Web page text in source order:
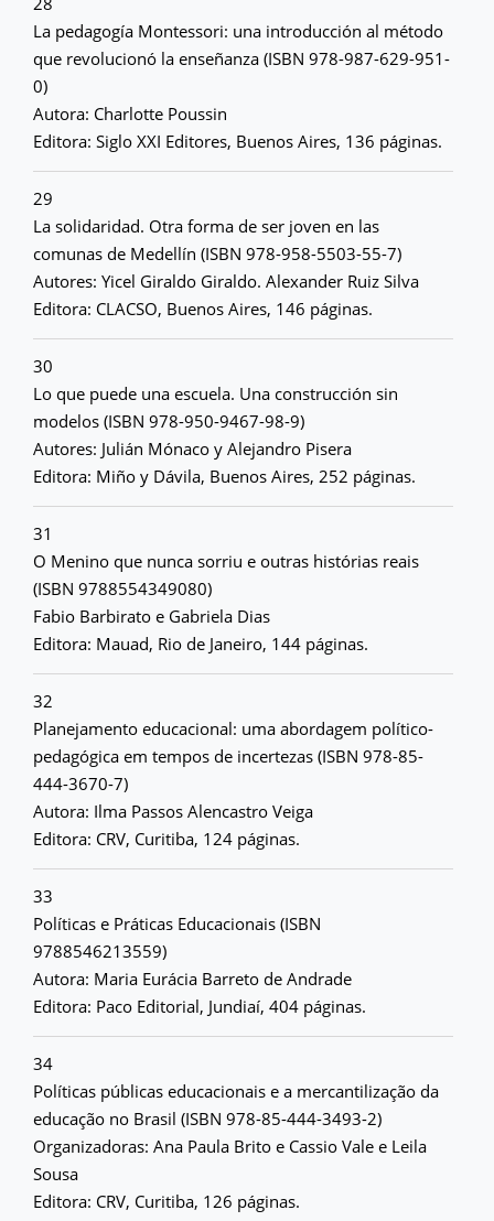
La pedagogía Montessori: una introducción al método
que revolucionó la enseñanza (ISBN 978-987-629-951-
0)
Autora: Charlotte Poussin
Editora: Siglo XXI Editores, Buenos Aires, 136 páginas.
29
La solidaridad. Otra forma de ser joven en las
comunas de Medellín (ISBN 978-958-5503-55-7)
Autores: Yicel Giraldo Giraldo. Alexander Ruiz Silva
Editora: CLACSO, Buenos Aires, 146 páginas.
30
Lo que puede una escuela. Una construcción sin
modelos (ISBN 978-950-9467-98-9)
Autores: Julián Mónaco y Alejandro Pisera
Editora: Miño y Dávila, Buenos Aires, 252 páginas.
31
O Menino que nunca sorriu e outras histórias reais
(ISBN 9788554349080)
Fabio Barbirato e Gabriela Dias
Editora: Mauad, Rio de Janeiro, 144 páginas.
32
Planejamento educacional: uma abordagem político-
pedagógica em tempos de incertezas (ISBN 978-85-
444-3670-7)
Autora: Ilma Passos Alencastro Veiga
Editora: CRV, Curitiba, 124 páginas.
33
Políticas e Práticas Educacionais (ISBN
9788546213559)
Autora: Maria Eurácia Barreto de Andrade
Editora: Paco Editorial, Jundiaí, 404 páginas.
34
Políticas públicas educacionais e a mercantilização da
educação no Brasil (ISBN 978-85-444-3493-2)
Organizadoras: Ana Paula Brito e Cassio Vale e Leila
Sousa
Editora: CRV, Curitiba, 126 páginas.